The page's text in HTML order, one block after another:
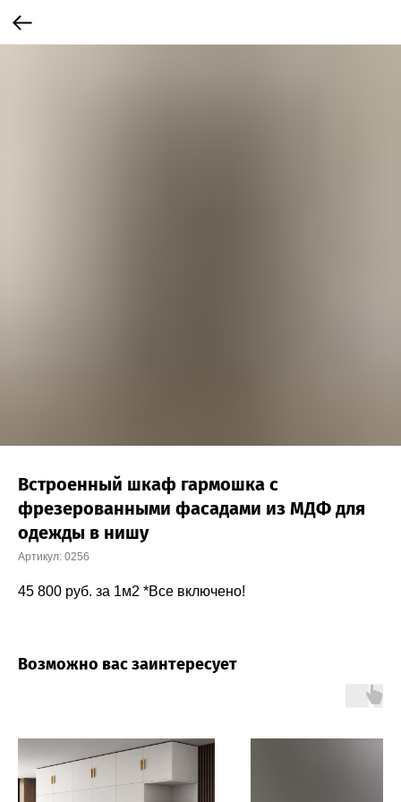
Встроенный шкаф гармошка с
фрезерованными фасадами из МДФ для
одежды в нишу
Артикул: 0256
45 800 руб. за 1м2 *Все включено!
Возможно вас заинтересует